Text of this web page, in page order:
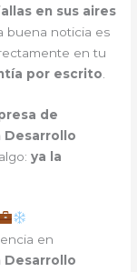
en sus aires
buena noticia es
en tu
por escrito
de
Desarrollo
ya la
en
Desarrollo